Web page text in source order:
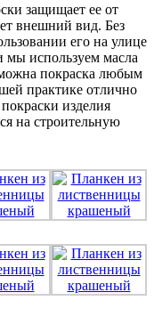
защищает ее от
внешний вид. Без
его на улице
мы используем масла
покраска любым
практике отлично
изделия
на строительную